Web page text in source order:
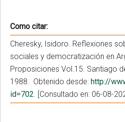
Como citar:
Cheresky, Isidoro. Reflexiones
sociales y democratización en
Proposiciones Vol.15. Santiago
1988. Obtenido desde: http://
id=702 . [Consultado en: 06-08-